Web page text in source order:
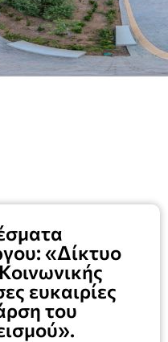
«Δίκτυο
ευκαιρίες
του